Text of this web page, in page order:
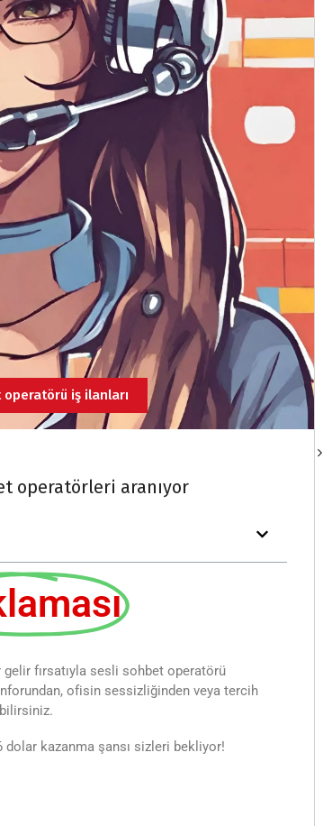
operatörü iş ilanları
operatörleri aranıyor
fırsatıyla sesli sohbet operatörü
ofisin sessizliğinden veya tercih
kazanma şansı sizleri bekliyor!